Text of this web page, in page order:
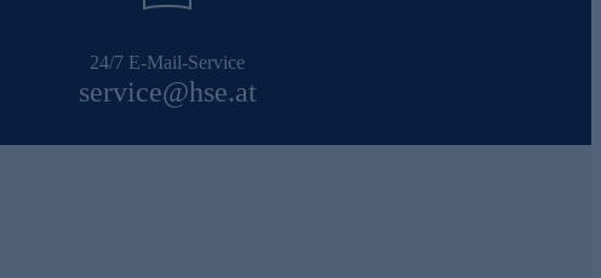
24/7 E-Mail-Service
service@hse.at